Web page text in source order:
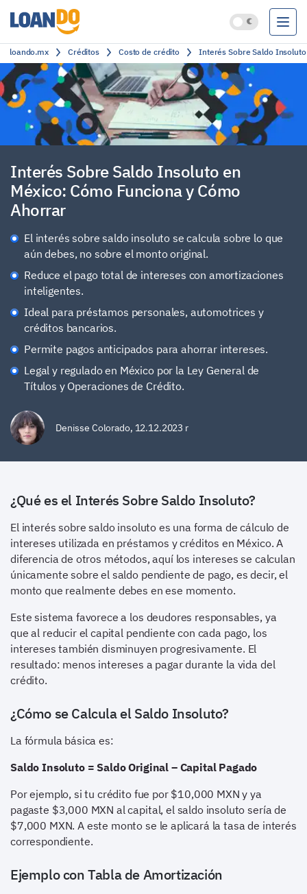
Préstamos
Créditos
Cuentas bancarias
Clasificación
loando.mx Créditos Costo de crédito Interés Sobre Saldo
Interés Sobre Saldo Insoluto en
México: Cómo Funciona y Cómo
Ahorrar
El interés sobre saldo insoluto se calcula sobre lo que
aún debes, no sobre el monto original.
Reduce el pago total de intereses con amortizaciones
inteligentes.
Ideal para préstamos personales, automotrices y
créditos bancarios.
Permite pagos anticipados para ahorrar intereses.
Legal y regulado en México por la Ley General de
Títulos y Operaciones de Crédito.
Denisse Colorado, 12.12.2023 r
¿Qué es el Interés Sobre Saldo Insoluto?
El interés sobre saldo insoluto es una forma de cálculo de
intereses utilizada en préstamos y créditos en México. A
diferencia de otros métodos, aquí los intereses se calculan
únicamente sobre el saldo pendiente de pago, es decir, el
monto que realmente debes en ese momento.
Este sistema favorece a los deudores responsables, ya
que al reducir el capital pendiente con cada pago, los
intereses también disminuyen progresivamente. El
resultado: menos intereses a pagar durante la vida del
crédito.
¿Cómo se Calcula el Saldo Insoluto?
La fórmula básica es:
Saldo Insoluto = Saldo Original – Capital Pagado
Por ejemplo, si tu crédito fue por $10,000 MXN y ya
pagaste $3,000 MXN al capital, el saldo insoluto sería de
$7,000 MXN. A este monto se le aplicará la tasa de interés
correspondiente.
Ejemplo con Tabla de Amortización